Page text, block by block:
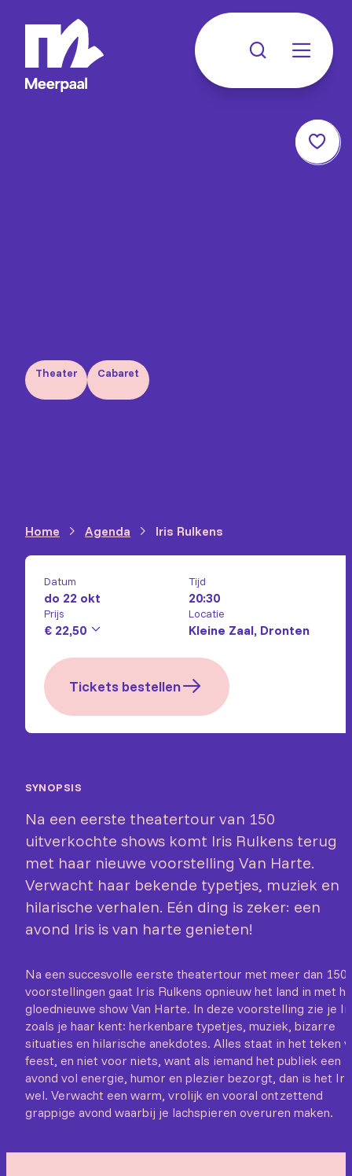
Theater Cabaret
Home Agenda Iris Rulkens
Datum
do 22 okt
Tijd
20:30
Prijs
€ 22,50
Locatie
Kleine Zaal, Dronten
Tickets bestellen
SYNOPSIS
Na een eerste theatertour van 150
uitverkochte shows komt Iris Rulkens terug
met haar nieuwe voorstelling Van Harte.
Verwacht haar bekende typetjes, muziek en
hilarische verhalen. Eén ding is zeker: een
avond Iris is van harte genieten!
Na een succesvolle eerste theatertour met meer dan 150
voorstellingen gaat Iris Rulkens opnieuw het land in met
gloednieuwe show Van Harte. In deze voorstelling zie je
zoals je haar kent: herkenbare typetjes, muziek, bizarre
situaties en hilarische anekdotes. Alles staat in het teken
feest, en niet voor niets, want als iemand het publiek een
avond vol energie, humor en plezier bezorgt, dan is het
wel. Verwacht een warm, vrolijk en vooral ontzettend
grappige avond waarbij je lachspieren overuren maken.